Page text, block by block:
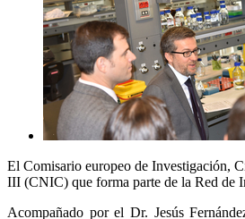
El Comisario europeo de Investigación,
III (CNIC) que forma parte de la Red de
Acompañado por el Dr. Jesús